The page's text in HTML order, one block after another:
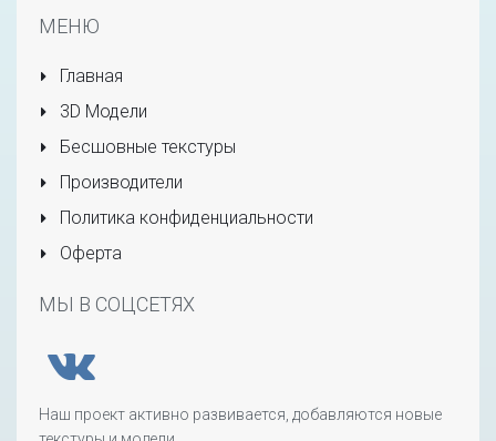
МЕНЮ
Главная
3D Модели
Бесшовные текстуры
Производители
Политика конфиденциальности
Оферта
МЫ В СОЦСЕТЯХ
Наш проект активно развивается, добавляются новые